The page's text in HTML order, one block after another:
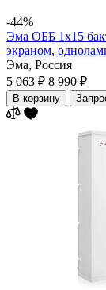
-44%
Эма ОББ 1х15
экраном,
Эма, Россия
5 063 ₽ 8 990 ₽
В корзину